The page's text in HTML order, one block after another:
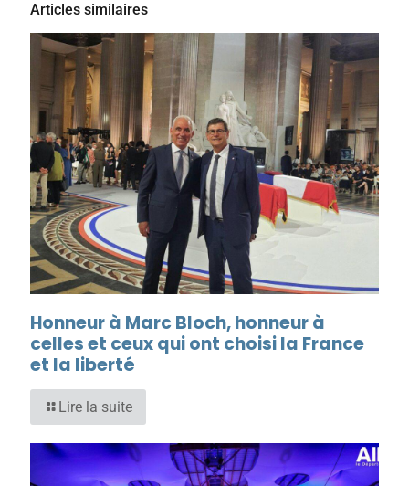
Articles similaires
Honneur à Marc Bloch, honneur à
celles et ceux qui ont choisi la France
et la liberté
Lire la suite